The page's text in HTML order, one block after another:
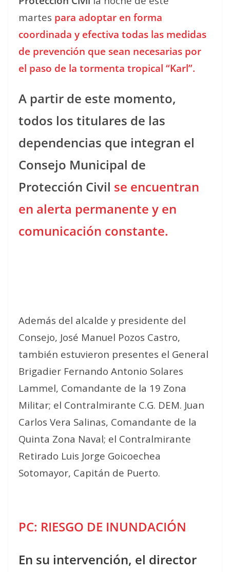
martes para adoptar en forma
coordinada y efectiva todas las medidas
de prevención que sean necesarias por
el paso de la tormenta tropical “Karl”.
A partir de este momento,
todos los titulares de las
dependencias que integran el
Consejo Municipal de
Protección Civil se encuentran
en alerta permanente y en
comunicación constante.
Además del alcalde y presidente del
Consejo, José Manuel Pozos Castro,
también estuvieron presentes el General
Brigadier Fernando Antonio Solares
Lammel, Comandante de la 19 Zona
Militar; el Contralmirante C.G. DEM. Juan
Carlos Vera Salinas, Comandante de la
Quinta Zona Naval; el Contralmirante
Retirado Luis Jorge Goicoechea
Sotomayor, Capitán de Puerto.
PC: RIESGO DE INUNDACIÓN
En su intervención, el director